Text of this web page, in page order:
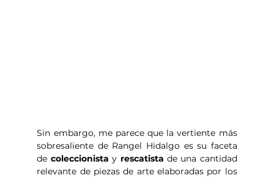
Sin embargo, me parece que la vertiente más
sobresaliente de Rangel Hidalgo es su faceta
de coleccionista y rescatista de una cantidad
relevante de piezas de arte elaboradas por los